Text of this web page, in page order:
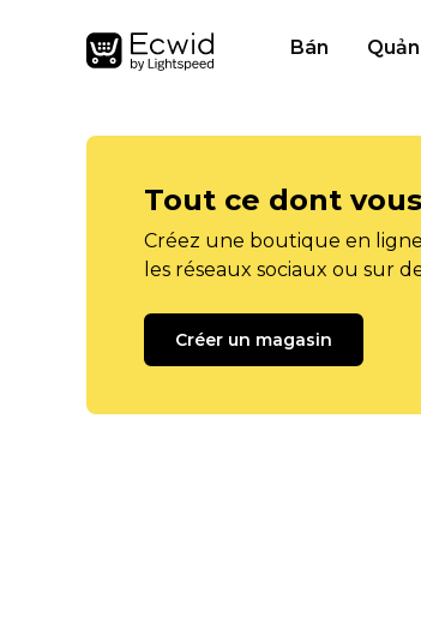
Bán
Tout ce dont
Créez une boutique en
les réseaux sociaux ou sur
Créer un magasin